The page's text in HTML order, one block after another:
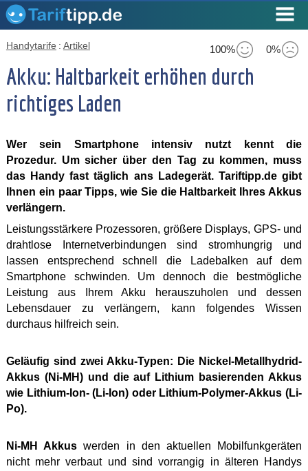
100% 0%
Handytarife : Artikel
Akku: Haltbarkeit erhöhen durch
richtiges Laden
Wer sein Smartphone intensiv nutzt kennt die
Prozedur. Um sicher über den Tag zu kommen, muss
das Handy fast täglich ans Ladegerät. Tariftipp.de gibt
Ihnen ein paar Tipps, wie Sie die Haltbarkeit Ihres Akkus
verlängern.
Leistungsstärkere Prozessoren, größere Displays, GPS- und
drahtlose Internetverbindungen sind stromhungrig und
lassen entsprechend schnell die Ladebalken auf dem
Smartphone schwinden. Um dennoch die bestmögliche
Leistung aus Ihrem Akku herauszuholen und dessen
Lebensdauer zu verlängern, kann folgendes Wissen
durchaus hilfreich sein.
Geläufig sind zwei Akku-Typen: Die Nickel-Metallhydrid-
Akkus (Ni-MH) und die auf Lithium basierenden Akkus
wie Lithium-Ion- (Li-Ion) oder Lithium-Polymer-Akkus (Li-
Po).
Ni-MH Akkus werden in den aktuellen Mobilfunkgeräten
nicht mehr verbaut und sind vorrangig in älteren Handys